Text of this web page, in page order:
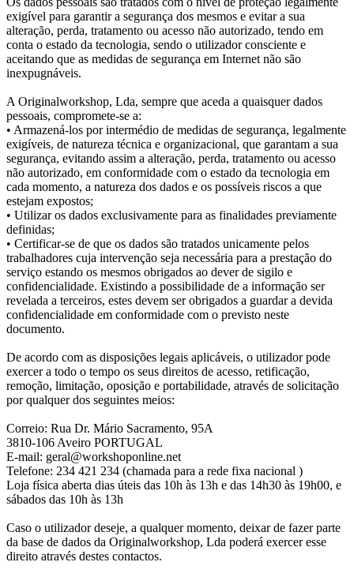
exigível para garantir a segurança dos mesmos e evitar a sua
alteração, perda, tratamento ou acesso não autorizado, tendo em
conta o estado da tecnologia, sendo o utilizador consciente e
aceitando que as medidas de segurança em Internet não são
inexpugnáveis.
A Originalworkshop, Lda, sempre que aceda a quaisquer dados
pessoais, compromete-se a:
• Armazená-los por intermédio de medidas de segurança, legalmente
exigíveis, de natureza técnica e organizacional, que garantam a sua
segurança, evitando assim a alteração, perda, tratamento ou acesso
não autorizado, em conformidade com o estado da tecnologia em
cada momento, a natureza dos dados e os possíveis riscos a que
estejam expostos;
• Utilizar os dados exclusivamente para as finalidades previamente
definidas;
• Certificar-se de que os dados são tratados unicamente pelos
trabalhadores cuja intervenção seja necessária para a prestação do
serviço estando os mesmos obrigados ao dever de sigilo e
confidencialidade. Existindo a possibilidade de a informação ser
revelada a terceiros, estes devem ser obrigados a guardar a devida
confidencialidade em conformidade com o previsto neste
documento.
De acordo com as disposições legais aplicáveis, o utilizador pode
exercer a todo o tempo os seus direitos de acesso, retificação,
remoção, limitação, oposição e portabilidade, através de solicitação
por qualquer dos seguintes meios:
Correio: Rua Dr. Mário Sacramento, 95A
3810-106 Aveiro PORTUGAL
E-mail: geral@workshoponline.net
Telefone: 234 421 234 (chamada para a rede fixa nacional )
Loja física aberta dias úteis das 10h às 13h e das 14h30 às 19h00, e
sábados das 10h às 13h
Caso o utilizador deseje, a qualquer momento, deixar de fazer parte
da base de dados da Originalworkshop, Lda poderá exercer esse
direito através destes contactos.